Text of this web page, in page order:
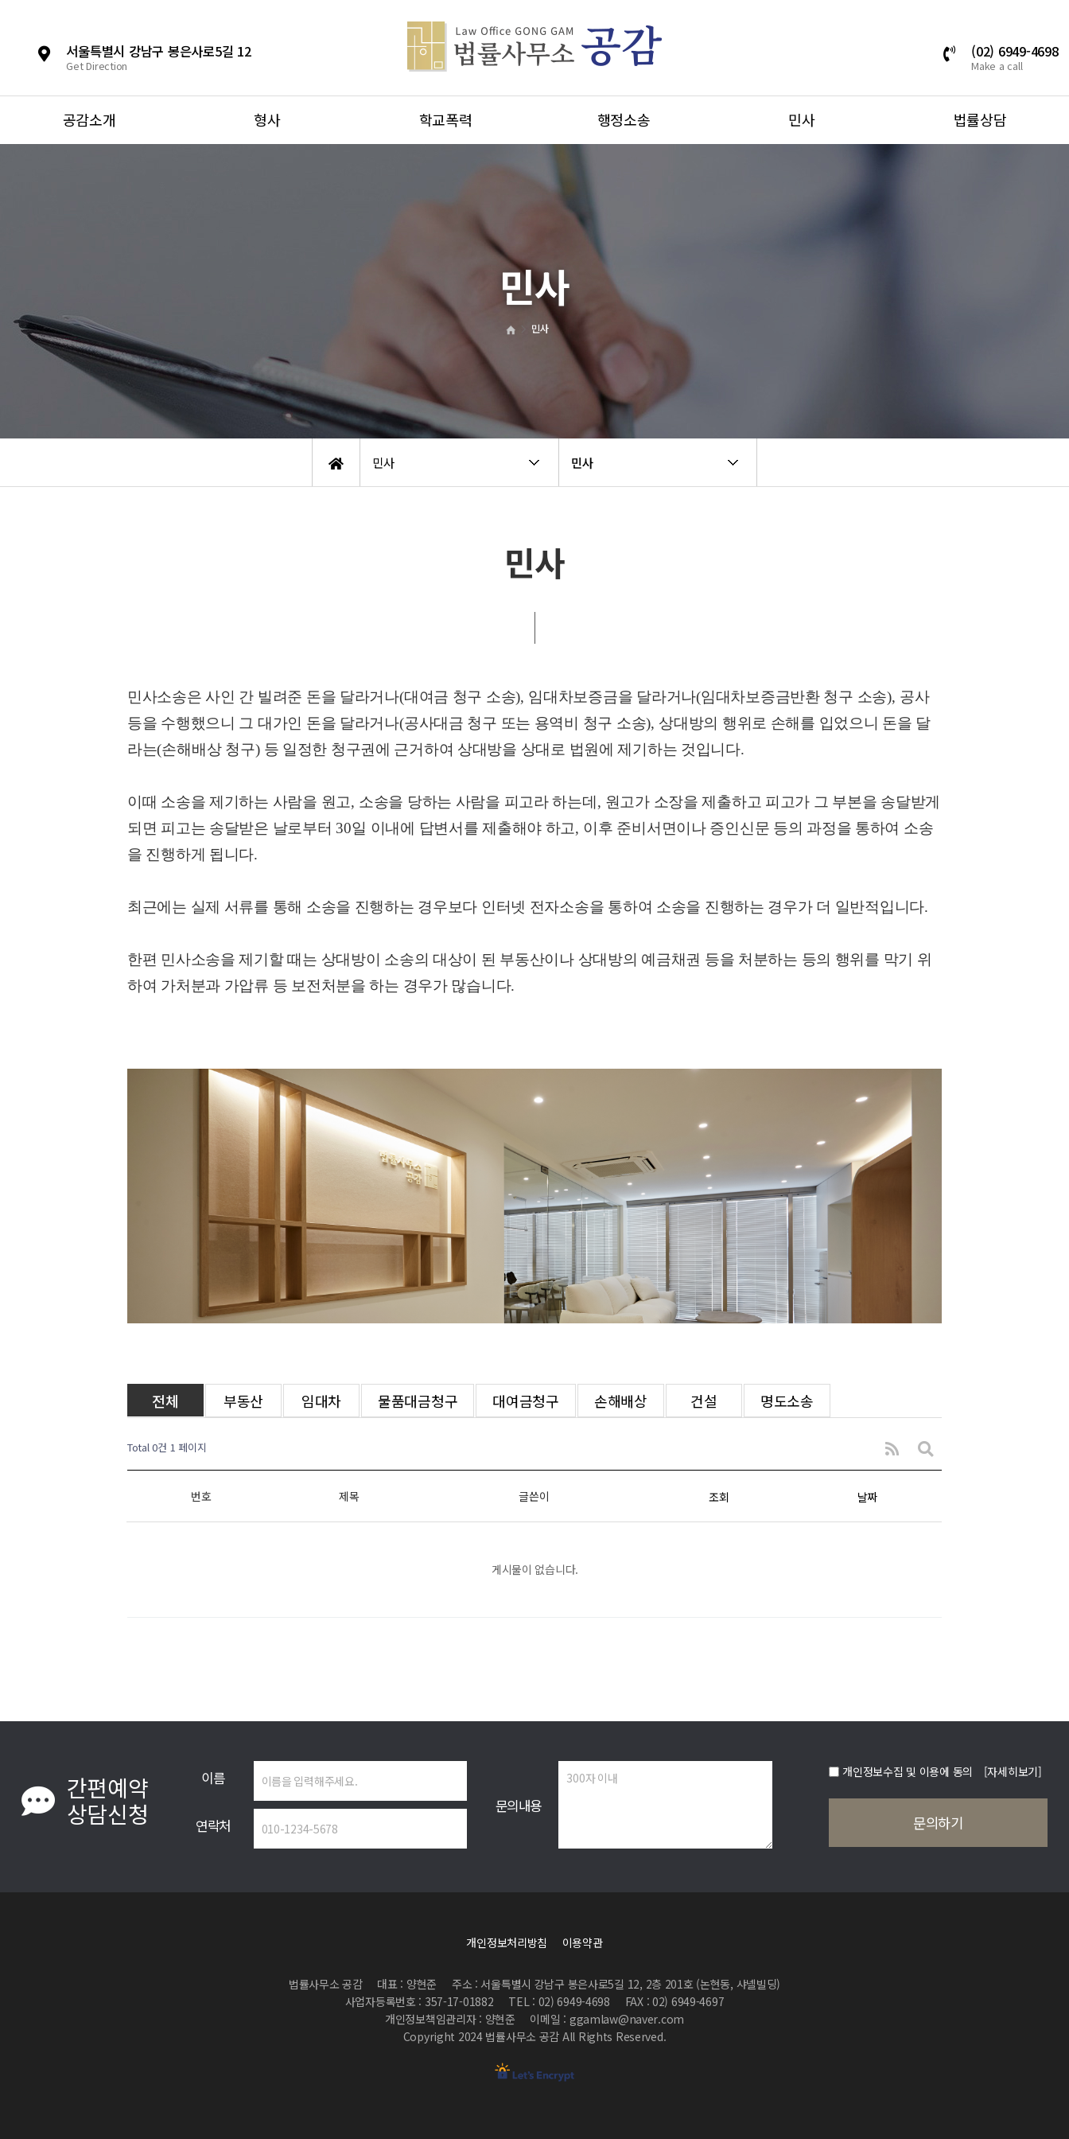
서울특별시 강남구 봉은사로5길 12
Get Direction
(02) 6949-4698
Make a call
공감소개 형사 학교폭력 행정소송 민사 법률상담
민사 민사
민사
민사
민사
민사소송은 사인 간 빌려준 돈을 달라거나(대여금 청구 소송), 임대차보증금을 달라거나(임대차보증금반환 청구 소송), 공사
등을 수행했으니 그 대가인 돈을 달라거나(공사대금 청구 또는 용역비 청구 소송), 상대방의 행위로 손해를 입었으니 돈을 달
라는(손해배상 청구) 등 일정한 청구권에 근거하여 상대방을 상대로 법원에 제기하는 것입니다.
이때 소송을 제기하는 사람을 원고, 소송을 당하는 사람을 피고라 하는데 , 원고가 소장을 제출하고 피고가 그 부본을 송달받게
되면 피고는 송달받은 날로부터 30일 이내에 답변서를 제출해야 하고, 이후 준비서면이나 증인신문 등의 과정을 통하여 소송
을 진행하게 됩니다.
최근에는 실제 서류를 통해 소송을 진행하는 경우보다 인터넷 전자소송을 통하여 소송을 진행하는 경우가 더 일반적입니다.
한편 민사소송을 제기할 때는 상대방이 소송의 대상이 된 부동산이나 상대방의 예금채권 등을 처분하는 등의 행위를 막기 위
하여 가처분과 가압류 등 보전처분을 하는 경우가 많습니다.
전체 부동산 임대차 물품대금청구 대여금청구 손해배상 건설 명도소송
Total 0건 1 페이지
번호 제목 글쓴이 조회 날짜
게시물이 없습니다.
간편예약
상담신청
이름
연락처
문의내용
개인정보수집 및 이용에 동의 [자세히보기]
개인정보처리방침 이용약관
법률사무소 공감 대표 : 양현준
주소 : 서울특별시 강남구 봉은사로5길 12, 2층 201호 (논현동, 샤넬빌딩)
사업자등록번호 : 357-17-01882
TEL : 02) 6949-4698
FAX : 02) 6949-4697
개인정보책임관리자 : 양현준
이메일 : ggamlaw@naver.com
Copyright 2024 법률사무소 공감 All Rights Reserved.